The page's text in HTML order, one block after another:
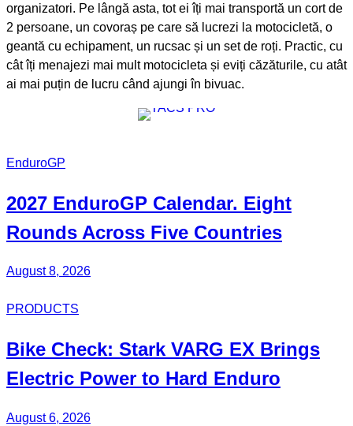
organizatori. Pe lângă asta, tot ei îți mai transportă un cort de
2 persoane, un covoraș pe care să lucrezi la motocicletă, o
geantă cu echipament, un rucsac și un set de roți. Practic, cu
cât îți menajezi mai mult motocicleta și eviți căzăturile, cu atât
ai mai puțin de lucru când ajungi în bivuac.
EnduroGP
2027 EnduroGP Calendar. Eight
Rounds Across Five Countries
August 8, 2026
PRODUCTS
Bike Check: Stark VARG EX Brings
Electric Power to Hard Enduro
August 6, 2026